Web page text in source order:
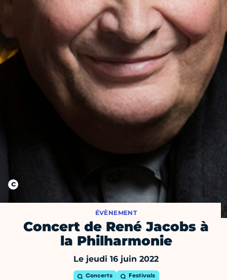
ÉVÈNEMENT
Concert de René Jacobs à
la Philharmonie
Le jeudi 16 juin 2022
Concerts Festivals